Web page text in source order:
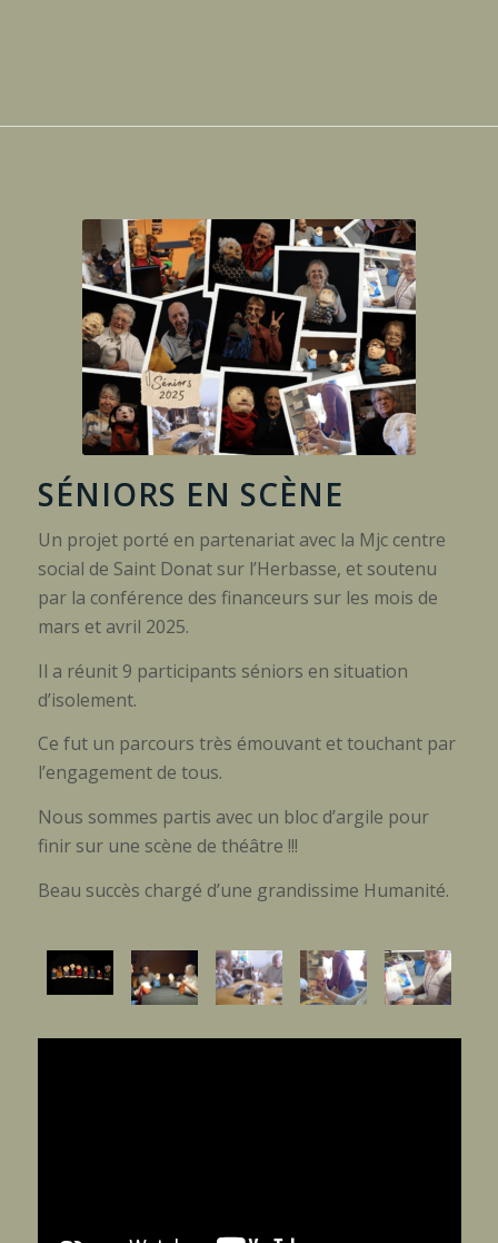
SÉNIORS EN SCÈNE
Un projet porté en partenariat avec la Mjc centre
social de Saint Donat sur l’Herbasse, et soutenu
par la conférence des financeurs sur les mois de
mars et avril 2025.
Il a réunit 9 participants séniors en situation
d’isolement.
Ce fut un parcours très émouvant et touchant par
l’engagement de tous.
Nous sommes partis avec un bloc d’argile pour
finir sur une scène de théâtre !!!
Beau succès chargé d’une grandissime Humanité.